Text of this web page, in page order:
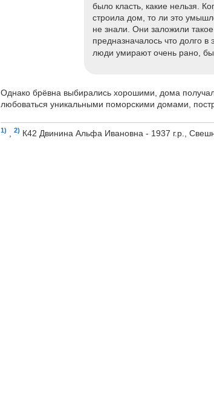
было класть, какие нельзя.
строила дом, то ли это
не знали. Они заложили
предназначалось что долго
люди умирают очень рано,
Однако брёвна выбирались хорошими, дома
любоваться уникальными поморскими домами,
1) 2) К42 Двинина Альфа Ивановна - 1937 г.р.,